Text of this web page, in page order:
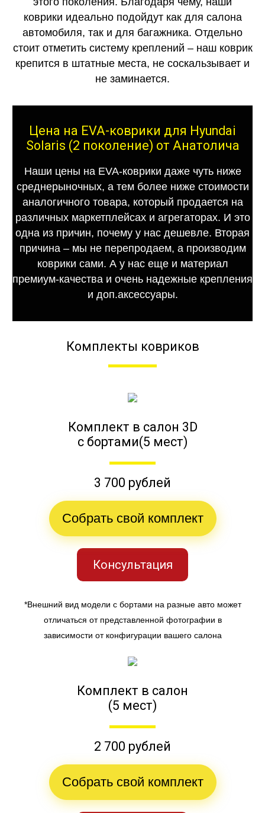
коврики идеально подойдут как для салона
автомобиля, так и для багажника. Отдельно
стоит отметить систему креплений – наш коврик
крепится в штатные места, не соскальзывает и
не заминается.
Цена на EVA-коврики для Hyundai
Solaris (2 поколение) от Анатолича
Наши цены на EVA-коврики даже чуть ниже
среднерыночных, а тем более ниже стоимости
аналогичного товара, который продается на
различных маркетплейсах и агрегаторах. И это
одна из причин, почему у нас дешевле. Вторая
причина – мы не перепродаем, а производим
коврики сами. А у нас еще и материал
премиум-качества и очень надежные крепления
и доп.аксессуары.
Комплекты ковриков
Комплект в салон 3D
с бортами(5 мест)
3 700 рублей
Собрать свой комплект
Консультация
*Внешний вид модели с бортами на разные авто может
отличаться от представленной фотографии в
зависимости от конфигурации вашего салона
Комплект в салон
(5 мест)
2 700 рублей
Собрать свой комплект